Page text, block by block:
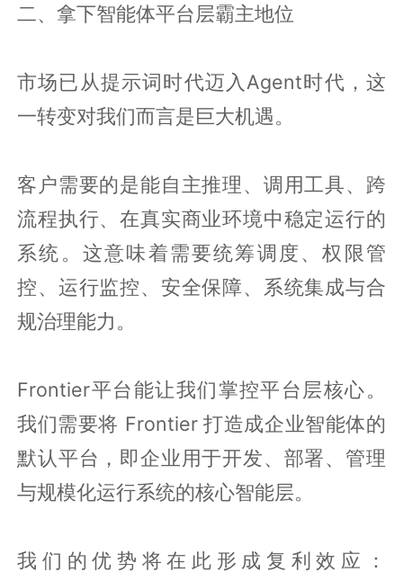
二、拿下智能体平台层霸主地位
市场已从提示词时代迈入Agent时代，这
一转变对我们而言是巨大机遇。
客户需要的是能自主推理、调用工具、跨
流程执行、在真实商业环境中稳定运行的
系统。这意味着需要统筹调度、权限管
控、运行监控、安全保障、系统集成与合
规治理能力。
Frontier平台能让我们掌控平台层核心。
我们需要将 Frontier 打造成企业智能体的
默认平台，即企业用于开发、部署、管理
与规模化运行系统的核心智能层。
我们的优势将在此形成复利效应：